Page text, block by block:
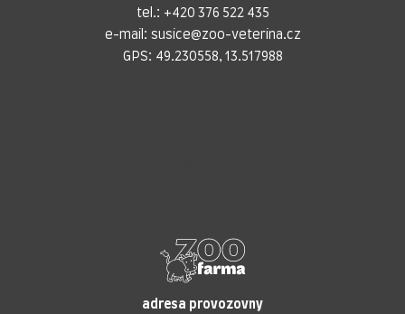
tel.: +420 376 522 435
e-mail: susice@zoo-veterina.cz
GPS: 49.230558, 13.517988
adresa provozovny